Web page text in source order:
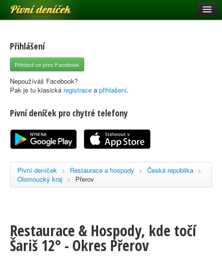
Pivní deníček
Pivní mapa
Pivní značky
Nápověda
Registrace
Přihlášení
Přihlásit se přes Facebook
Nepoužíváš Facebook?
Pak je tu klasická registrace a přihlašení.
Pivní deníček pro chytré telefony
Pivní deníček > Restaurace a hospody > Česká republika >
Olomoucký kraj > Přerov
Restaurace & Hospody, kde točí
Šariš 12° - Okres Přerov